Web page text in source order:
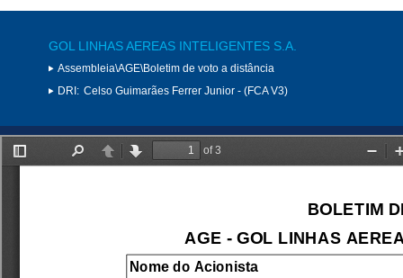
GOL LINHAS AEREAS INTELIGENTES S.A.
Assembleia\AGE\Boletim de voto a distância
DRI: Celso Guimarães Ferrer Junior - (FCA V3)